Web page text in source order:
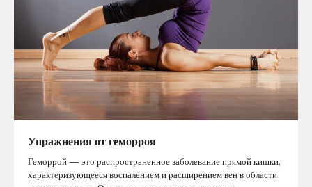
Упражнения от геморроя
Геморрой — это распространенное заболевание прямой кишки,
характеризующееся воспалением и расширением вен в области